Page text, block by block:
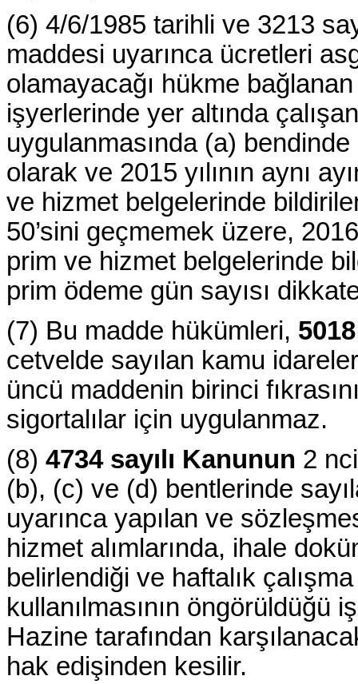
(6) 4/6/1985 tarihli ve 3213
maddesi uyarınca ücretleri
olamayacağı hükme bağlanan
işyerlerinde yer altında
uygulanmasında (a)
olarak ve 2015 yılının aynı
ve hizmet belgelerinde
50’sini geçmemek üzere,
prim ve hizmet belgelerinde
prim ödeme gün sayısı dikkate
(7) Bu madde hükümleri,
cetvelde sayılan kamu
üncü maddenin birinci
sigortalılar için uygulanmaz.
(8) 4734 sayılı Kanunun 2
(b), (c) ve (d) bentlerinde
uyarınca yapılan ve
hizmet alımlarında, ihale
belirlendiği ve haftalık
kullanılmasının öngörüldüğü
Hazine tarafından
hak edişinden kesilir.